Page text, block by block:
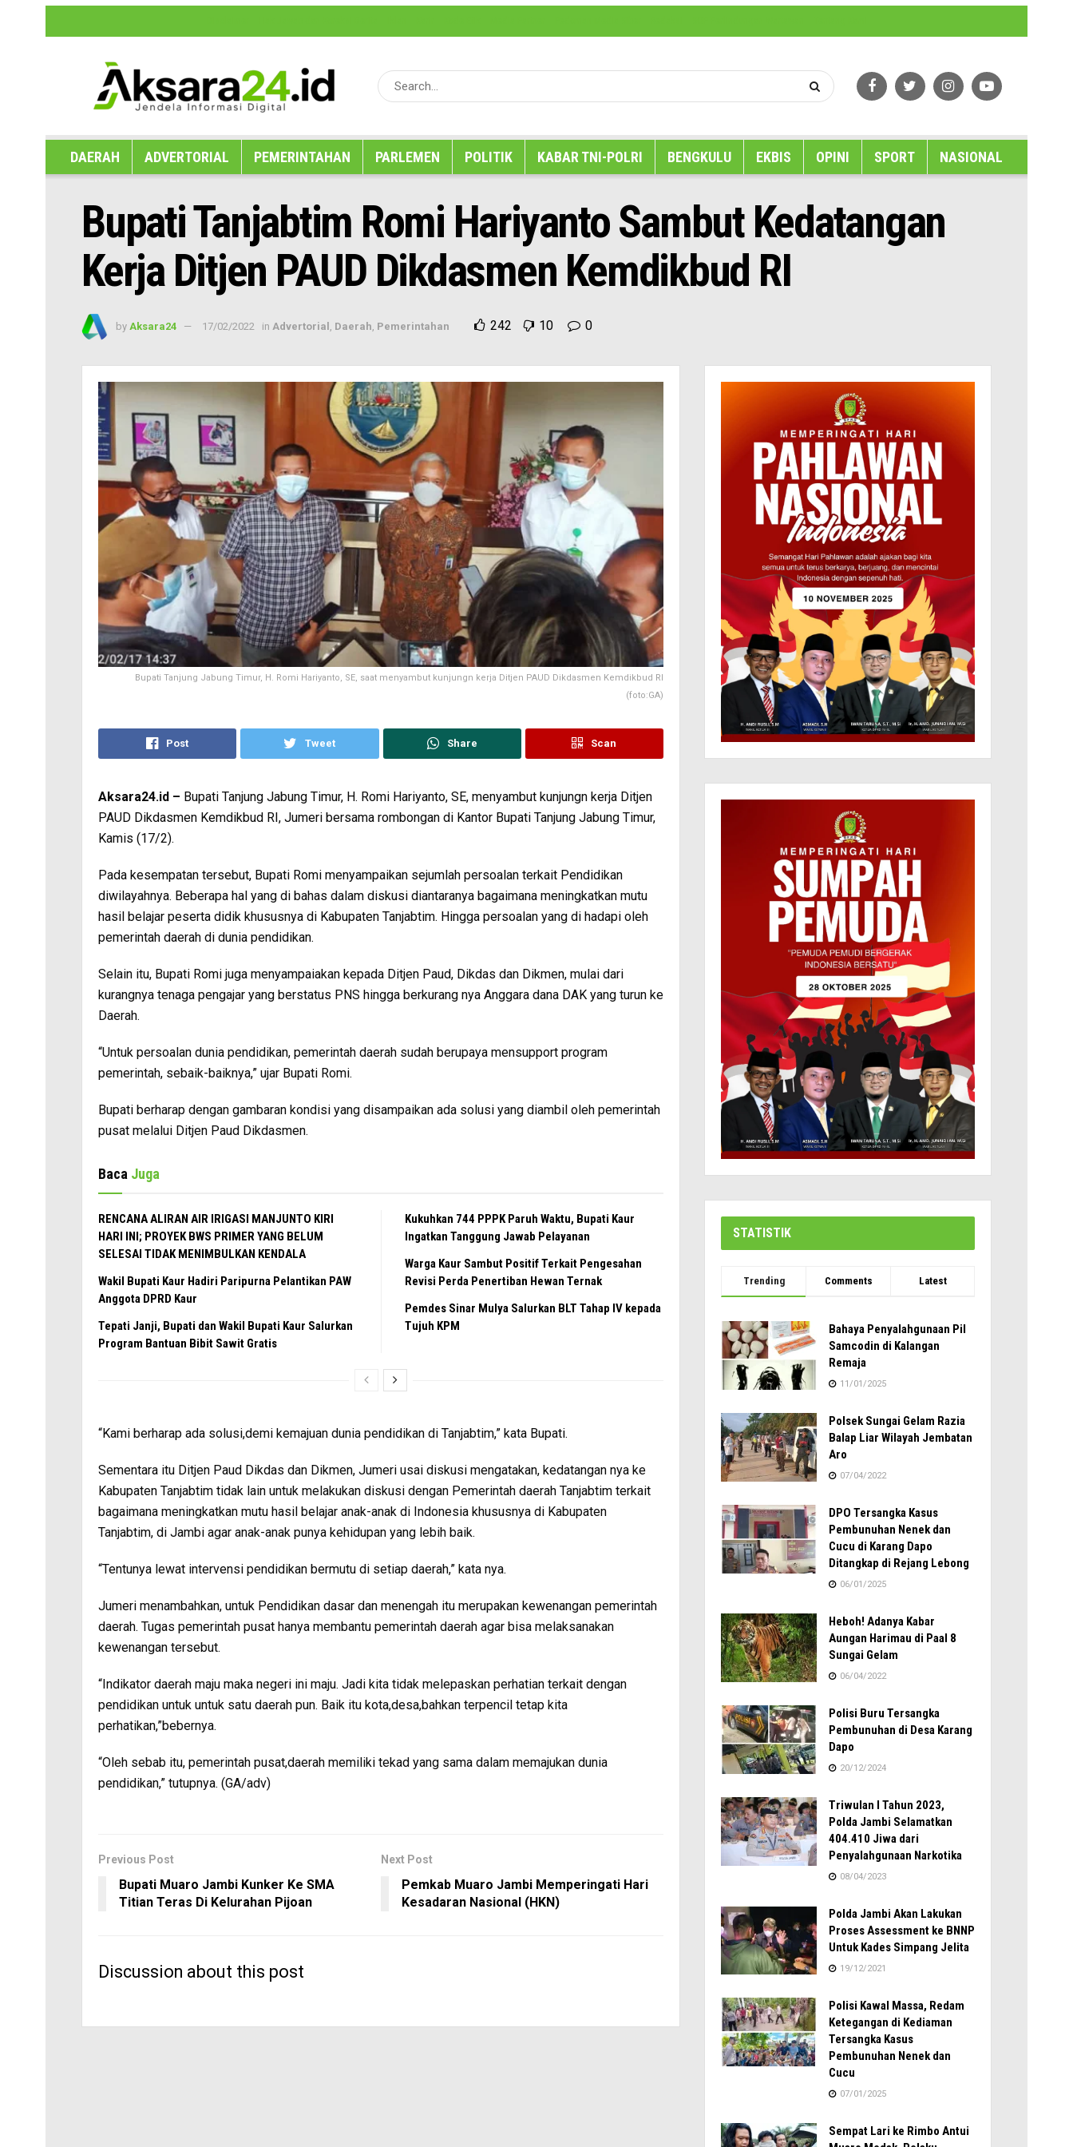
DAERAH ADVERTORIAL PEMERINTAHAN PARLEMEN POLITIK KABAR TNI-POLRI BENGKULU EKBIS OPINI SPORT NASIONAL
Bupati Tanjabtim Romi Hariyanto Sambut Kedatangan
Kerja Ditjen PAUD Dikdasmen Kemdikbud RI
by Aksara24 17/02/2022 in Advertorial , Daerah, Pemerintahan 242 10 0
Bupati Tanjung Jabung Timur, H. Romi Hariyanto, SE, saat menyambut kunjungn kerja Ditjen PAUD Dikdasmen Kemdikbud RI
(foto:GA)
Post Tweet Share Scan
Aksara24.id – Bupati Tanjung Jabung Timur, H. Romi Hariyanto, SE, menyambut kunjungn kerja Ditjen
PAUD Dikdasmen Kemdikbud RI, Jumeri bersama rombongan di Kantor Bupati Tanjung Jabung Timur,
Kamis (17/2).
Pada kesempatan tersebut, Bupati Romi menyampaikan sejumlah persoalan terkait Pendidikan
diwilayahnya. Beberapa hal yang di bahas dalam diskusi diantaranya bagaimana meningkatkan mutu
hasil belajar peserta didik khususnya di Kabupaten Tanjabtim. Hingga persoalan yang di hadapi oleh
pemerintah daerah di dunia pendidikan.
Selain itu, Bupati Romi juga menyampaiakan kepada Ditjen Paud, Dikdas dan Dikmen, mulai dari
kurangnya tenaga pengajar yang berstatus PNS hingga berkurang nya Anggara dana DAK yang turun ke
Daerah.
“Untuk persoalan dunia pendidikan, pemerintah daerah sudah berupaya mensupport program
pemerintah, sebaik-baiknya,” ujar Bupati Romi.
Bupati berharap dengan gambaran kondisi yang disampaikan ada solusi yang diambil oleh pemerintah
pusat melalui Ditjen Paud Dikdasmen.
Baca Juga
RENCANA ALIRAN AIR IRIGASI MANJUNTO KIRI
HARI INI; PROYEK BWS PRIMER YANG BELUM
SELESAI TIDAK MENIMBULKAN KENDALA
Wakil Bupati Kaur Hadiri Paripurna Pelantikan PAW
Anggota DPRD Kaur
Tepati Janji, Bupati dan Wakil Bupati Kaur Salurkan
Program Bantuan Bibit Sawit Gratis
Kukuhkan 744 PPPK Paruh Waktu, Bupati Kaur
Ingatkan Tanggung Jawab Pelayanan
Warga Kaur Sambut Positif Terkait Pengesahan
Revisi Perda Penertiban Hewan Ternak
Pemdes Sinar Mulya Salurkan BLT Tahap IV kepada
Tujuh KPM
“Kami berharap ada solusi,demi kemajuan dunia pendidikan di Tanjabtim,” kata Bupati.
Sementara itu Ditjen Paud Dikdas dan Dikmen, Jumeri usai diskusi mengatakan, kedatangan nya ke
Kabupaten Tanjabtim tidak lain untuk melakukan diskusi dengan Pemerintah daerah Tanjabtim terkait
bagaimana meningkatkan mutu hasil belajar anak-anak di Indonesia khususnya di Kabupaten
Tanjabtim, di Jambi agar anak-anak punya kehidupan yang lebih baik.
“Tentunya lewat intervensi pendidikan bermutu di setiap daerah,” kata nya.
Jumeri menambahkan, untuk Pendidikan dasar dan menengah itu merupakan kewenangan pemerintah
daerah. Tugas pemerintah pusat hanya membantu pemerintah daerah agar bisa melaksanakan
kewenangan tersebut.
“Indikator daerah maju maka negeri ini maju. Jadi kita tidak melepaskan perhatian terkait dengan
pendidikan untuk untuk satu daerah pun. Baik itu kota,desa,bahkan terpencil tetap kita
perhatikan,”bebernya.
“Oleh sebab itu, pemerintah pusat,daerah memiliki tekad yang sama dalam memajukan dunia
pendidikan,” tutupnya. (GA/adv)
Previous Post
Bupati Muaro Jambi Kunker Ke SMA
Titian Teras Di Kelurahan Pijoan
Next Post
Pemkab Muaro Jambi Memperingati Hari
Kesadaran Nasional (HKN)
Discussion about this post
STATISTIK
Trending Comments Latest
Bahaya Penyalahgunaan Pil
Samcodin di Kalangan
Remaja
11/01/2025
Polsek Sungai Gelam Razia
Balap Liar Wilayah Jembatan
Aro
07/04/2022
DPO Tersangka Kasus
Pembunuhan Nenek dan
Cucu di Karang Dapo
Ditangkap di Rejang Lebong
06/01/2025
Heboh! Adanya Kabar
Aungan Harimau di Paal 8
Sungai Gelam
06/04/2022
Polisi Buru Tersangka
Pembunuhan di Desa Karang
Dapo
20/12/2024
Triwulan I Tahun 2023,
Polda Jambi Selamatkan
404.410 Jiwa dari
Penyalahgunaan Narkotika
08/04/2023
Polda Jambi Akan Lakukan
Proses Assessment ke BNNP
Untuk Kades Simpang Jelita
19/12/2021
Polisi Kawal Massa, Redam
Ketegangan di Kediaman
Tersangka Kasus
Pembunuhan Nenek dan
Cucu
07/01/2025
Sempat Lari ke Rimbo Antui